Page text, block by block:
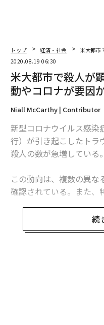
トップ 経済・社会
米大都市
2020.08.19 06:30
米大都市で殺人が
動やコロナが要因
Niall McCarthy | Contributor
新型コロナウイルス感染
行）が引き起こしたトラ
殺人の数が急増している。
この動向は、複数の異な
確認されている。また、
アシャーが行った分析
殺人の数は昨年同時期と
加したことが分かってい
続